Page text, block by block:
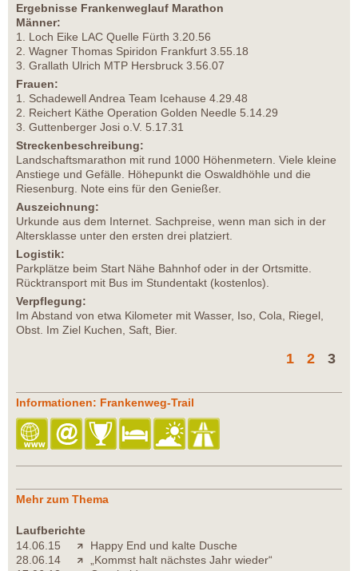
Ergebnisse Frankenweglauf Marathon
Männer:
1. Loch Eike LAC Quelle Fürth 3.20.56
2. Wagner Thomas Spiridon Frankfurt 3.55.18
3. Grallath Ulrich MTP Hersbruck 3.56.07
Frauen:
1. Schadewell Andrea Team Icehause 4.29.48
2. Reichert Käthe Operation Golden Needle 5.14.29
3. Guttenberger Josi o.V. 5.17.31
Streckenbeschreibung:
Landschaftsmarathon mit rund 1000 Höhenmetern. Viele kleine
Anstiege und Gefälle. Höhepunkt die Oswaldhöhle und die
Riesenburg. Note eins für den Genießer.
Auszeichnung:
Urkunde aus dem Internet. Sachpreise, wenn man sich in der
Altersklasse unter den ersten drei platziert.
Logistik:
Parkplätze beim Start Nähe Bahnhof oder in der Ortsmitte.
Rücktransport mit Bus im Stundentakt (kostenlos).
Verpflegung:
Im Abstand von etwa Kilometer mit Wasser, Iso, Cola, Riegel,
Obst. Im Ziel Kuchen, Saft, Bier.
1 2 3
Informationen: Frankenweg-Trail
Mehr zum Thema
Laufberichte
14.06.15
Happy End und kalte Dusche
28.06.14
„Kommst halt nächstes Jahr wieder“